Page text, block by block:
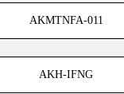
AKMTNFA-011
AKH-IFNG